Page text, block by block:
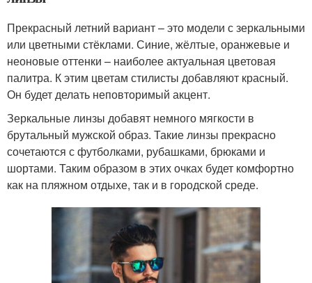
Прекрасный летний вариант – это модели с зеркальными
или цветными стёклами. Синие, жёлтые, оранжевые и
неоновые оттенки – наиболее актуальная цветовая
палитра. К этим цветам стилисты добавляют красный.
Он будет делать неповторимый акцент.
Зеркальные линзы добавят немного мягкости в
брутальный мужской образ. Такие линзы прекрасно
сочетаются с футболками, рубашками, брюками и
шортами. Таким образом в этих очках будет комфортно
как на пляжном отдыхе, так и в городской среде.